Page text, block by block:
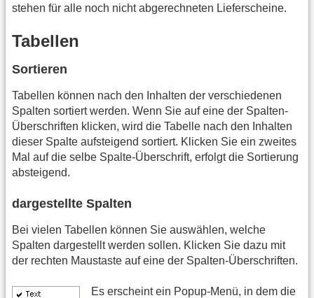
stehen für alle noch nicht abgerechneten Lieferscheine.
Tabellen
Sortieren
Tabellen können nach den Inhalten der verschiedenen
Spalten sortiert werden. Wenn Sie auf eine der Spalten-
Überschriften klicken, wird die Tabelle nach den Inhalten
dieser Spalte aufsteigend sortiert. Klicken Sie ein zweites
Mal auf die selbe Spalte-Überschrift, erfolgt die Sortierung
absteigend.
dargestellte Spalten
Bei vielen Tabellen können Sie auswählen, welche
Spalten dargestellt werden sollen. Klicken Sie dazu mit
der rechten Maustaste auf eine der Spalten-Überschriften.
Es erscheint ein Popup-Menü, in dem die